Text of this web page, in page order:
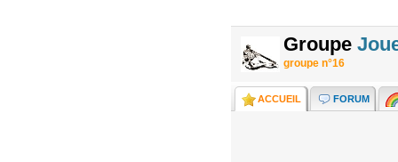
Groupe
groupe n°16
ACCUEIL FORUM